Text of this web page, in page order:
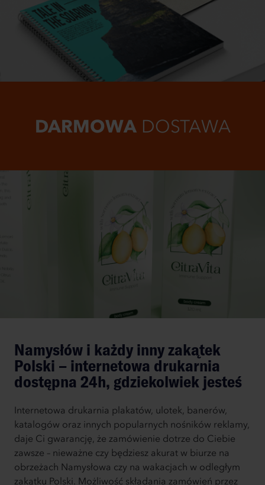
DARMOWA DOSTAWA
Namysłów i każdy inny zakątek
Polski – internetowa drukarnia
dostępna 24h, gdziekolwiek jesteś
Internetowa drukarnia plakatów, ulotek, banerów,
katalogów oraz innych popularnych nośników reklamy,
daje Ci gwarancję, że zamówienie dotrze do Ciebie
zawsze – nieważne czy będziesz akurat w biurze na
obrzeżach Namysłowa czy na wakacjach w odległym
zakątku Polski. Możliwość składania zamówień przez